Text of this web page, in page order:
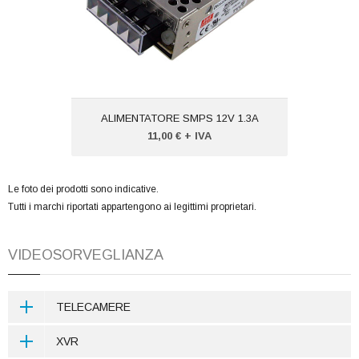
ALIMENTATORE SMPS 12V 1.3A
11,00 € + IVA
Le foto dei prodotti sono indicative.
Tutti i marchi riportati appartengono ai legittimi proprietari.
VIDEOSORVEGLIANZA
TELECAMERE
OBIETTIVO FISSO 2.8MM 4 IN 1 HDCVI HDTVI AHD
XVR